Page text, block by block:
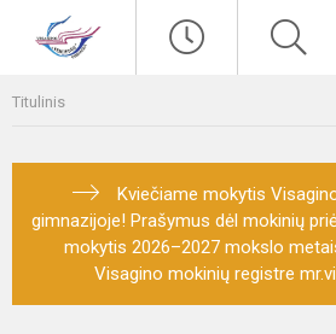
Titulinis
Kviečiame mokytis
gimnazijoje! Prašymus dėl mokinių
mokytis 2026–2027 mokslo
Visagino mokinių registre